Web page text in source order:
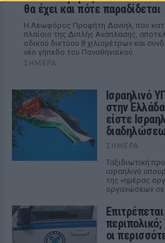
θα έχει και πότε παραδίδεται
Η Λεωφόρος Προφήτη Δανιήλ, που
πλαίσιο της Διπλής Ανάπλασης,
οδικού δικτύου 8 χιλιομέτρων και
νέο γήπεδο του Παναθηναϊκού.
ΣΉΜΕΡΑ
Ισραηλινό
στην
είστε
ΣΉΜΕΡΑ
Ταξιδιωτική
ισραηλινό
της «ημέρας
οργανώσεων σε
οι